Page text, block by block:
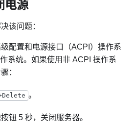
电源
该问题：
配置和电源接口（ACPI）操作系
系统。如果使用非 ACPI 操作系
：
。
钮 5 秒，关闭服务器。